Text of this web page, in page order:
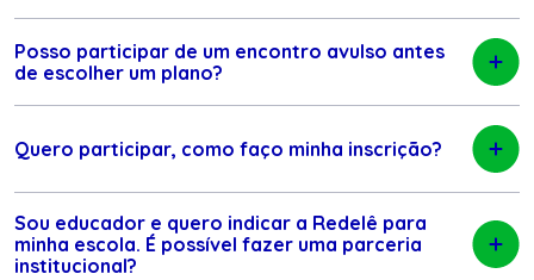
Posso participar de um encontro avulso antes
de escolher um plano?
Quero participar, como faço minha inscrição?
Sou educador e quero indicar a Redelê para
minha escola. É possível fazer uma parceria
institucional?